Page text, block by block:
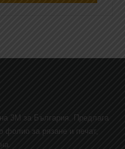
3М за България. Предлага
фолио за рязане и печат,